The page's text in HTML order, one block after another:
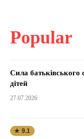
Popular
Сила
дітей
27.07.2026
★ 9.1